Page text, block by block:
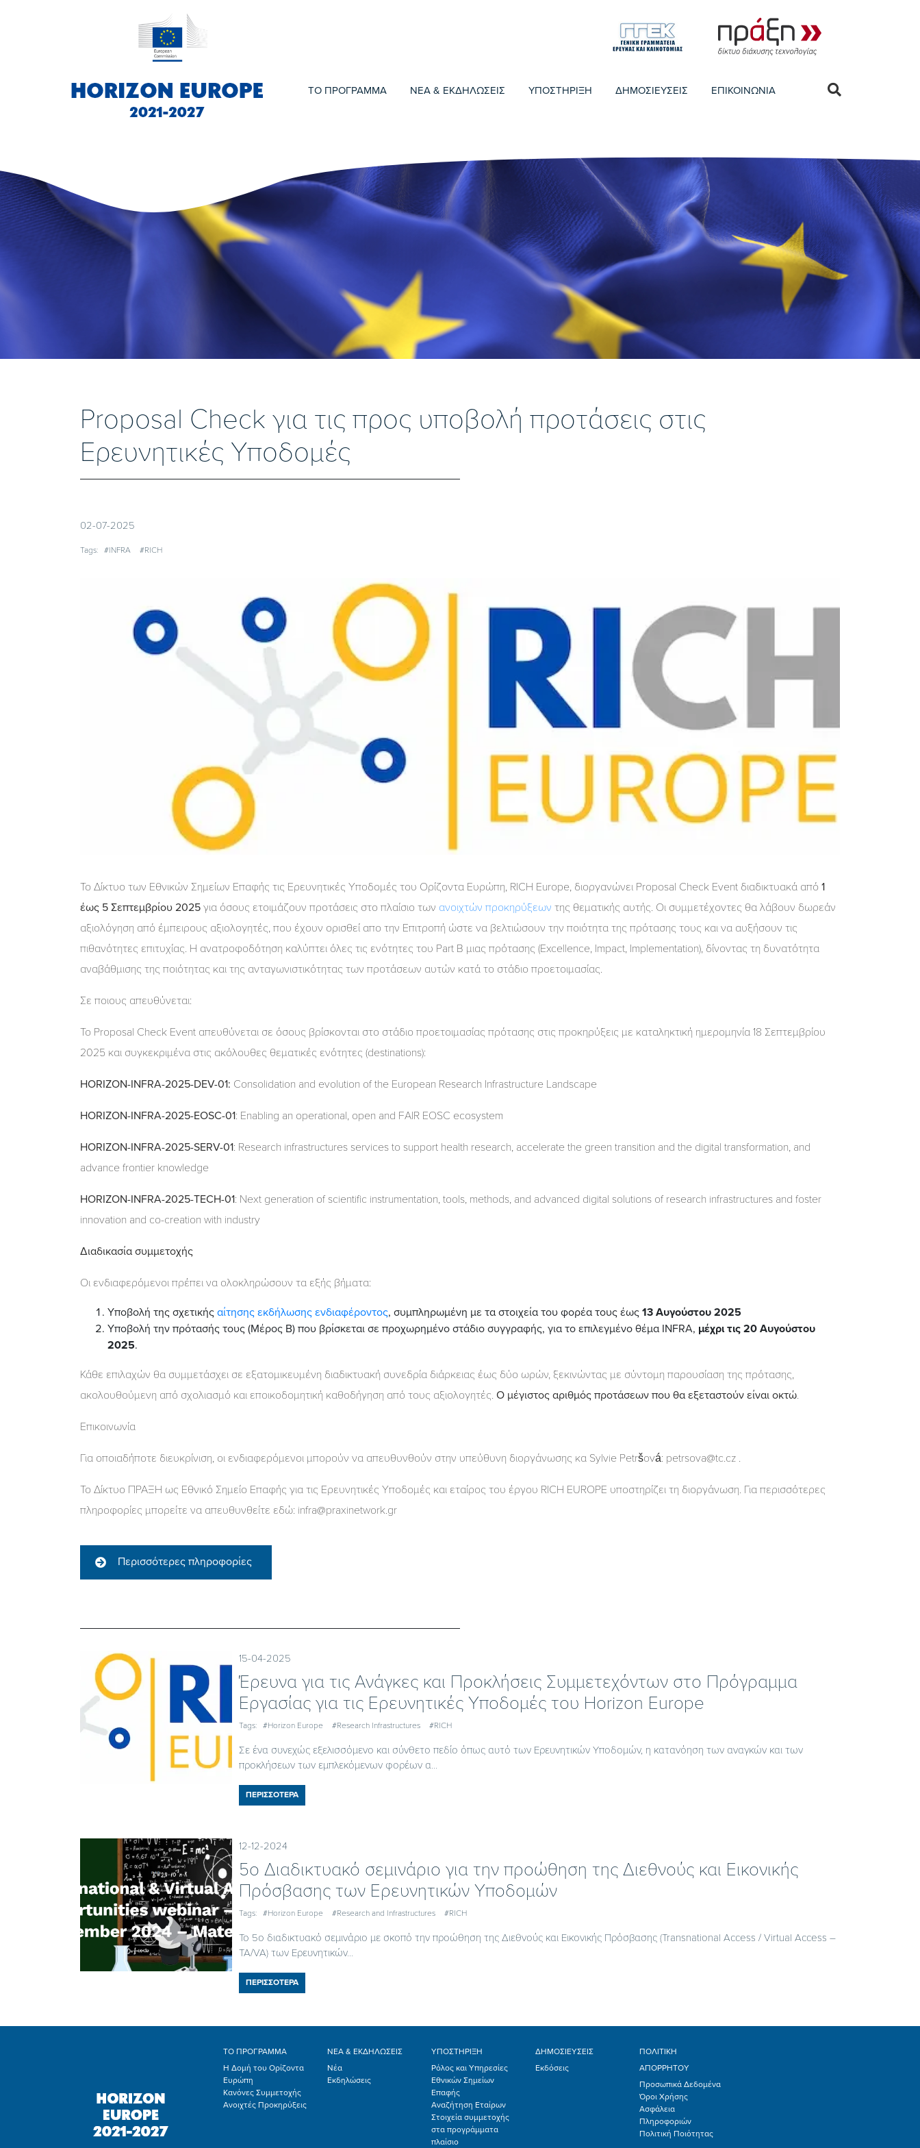
ΤΟ ΠΡΟΓΡΑΜΜΑ ΝΕΑ & ΕΚΔΗΛΩΣΕΙΣ ΥΠΟΣΤΗΡΙΞΗ ΔΗΜΟΣΙΕΥΣΕΙΣ ΕΠΙΚΟΙΝΩΝΙΑ
Proposal Check για τις προς υποβολή προτάσεις στις
Ερευνητικές Υποδομές
02-07-2025
Tags: #INFRA #RICH
Το Δίκτυο των Εθνικών Σημείων Επαφής τις Ερευνητικές Υποδομές του Ορίζοντα Ευρώπη, RICH Europe, διοργανώνει Proposal Check Event διαδικτυακά από 1
έως 5 Σεπτεμβρίου 2025 για όσους ετοιμάζουν προτάσεις στο πλαίσιο των ανοιχτών προκηρύξεων της θεματικής αυτής. Οι συμμετέχοντες θα λάβουν δωρεάν
αξιολόγηση από έμπειρους αξιολογητές, που έχουν ορισθεί απο την Επιτροπή ώστε να βελτιώσουν την ποιότητα της πρότασης τους και να αυξήσουν τις
πιθανότητες επιτυχίας. Η ανατροφοδότηση καλύπτει όλες τις ενότητες του Part B μιας πρότασης (Excellence, Impact, Implementation), δίνοντας τη δυνατότητα
αναβάθμισης της ποιότητας και της ανταγωνιστικότητας των προτάσεων αυτών κατά το στάδιο προετοιμασίας.
Σε ποιους απευθύνεται:
Το Proposal Check Event απευθύνεται σε όσους βρίσκονται στο στάδιο προετοιμασίας πρότασης στις προκηρύξεις με καταληκτική ημερομηνία 18 Σεπτεμβρίου
2025 και συγκεκριμένα στις ακόλουθες θεματικές ενότητες (destinations):
HORIZON-INFRA-2025-DEV-01: Consolidation and evolution of the European Research Infrastructure Landscape
HORIZON-INFRA-2025-EOSC-01: Enabling an operational, open and FAIR EOSC ecosystem
HORIZON-INFRA-2025-SERV-01: Research infrastructures services to support health research, accelerate the green transition and the digital transformation, and
advance frontier knowledge
HORIZON-INFRA-2025-TECH-01: Next generation of scientific instrumentation, tools, methods, and advanced digital solutions of research infrastructures and foster
innovation and co-creation with industry
Διαδικασία συμμετοχής
Οι ενδιαφερόμενοι πρέπει να ολοκληρώσουν τα εξής βήματα:
Υποβολή της σχετικής αίτησης εκδήλωσης ενδιαφέροντος, συμπληρωμένη με τα στοιχεία του φορέα τους έως 13 Αυγούστου 2025
Υποβολή την πρότασής τους (Μέρος Β) που βρίσκεται σε προχωρημένο στάδιο συγγραφής, για το επιλεγμένο θέμα INFRA, μέχρι τις 20 Αυγούστου
2025.
Κάθε επιλαχών θα συμμετάσχει σε εξατομικευμένη διαδικτυακή συνεδρία διάρκειας έως δύο ωρών, ξεκινώντας με σύντομη παρουσίαση της πρότασης,
ακολουθούμενη από σχολιασμό και εποικοδομητική καθοδήγηση από τους αξιολογητές. Ο μέγιστος αριθμός προτάσεων που θα εξεταστούν είναι οκτώ.
Επικοινωνία
Για οποιαδήποτε διευκρίνιση, οι ενδιαφερόμενοι μπορούν να απευθυνθούν στην υπεύθυνη διοργάνωσης κα Sylvie Petršová: petrsova@tc.cz .
Το Δίκτυο ΠΡΑΞΗ ως Εθνικό Σημείο Επαφής για τις Ερευνητικές Υποδομές και εταίρος του έργου RICH EUROPE υποστηρίζει τη διοργάνωση. Για περισσότερες
πληροφορίες μπορείτε να απευθυνθείτε εδώ: infra@praxinetwork.gr
Περισσότερες πληροφορίες
15-04-2025
Έρευνα για τις Ανάγκες και Προκλήσεις Συμμετεχόντων στο Πρόγραμμα
Εργασίας για τις Ερευνητικές Υποδομές του Horizon Europe
Tags: #Horizon Europe #Research Infrastructures #RICH
Σε ένα συνεχώς εξελισσόμενο και σύνθετο πεδίο όπως αυτό των Ερευνητικών Υποδομών, η κατανόηση των αναγκών και των
προκλήσεων των εμπλεκόμενων φορέων α...
ΠΕΡΙΣΣΟΤΕΡΑ
12-12-2024
5ο Διαδικτυακό σεμινάριο για την προώθηση της Διεθνούς και Εικονικής
Πρόσβασης των Ερευνητικών Υποδομών
Tags: #Horizon Europe #Research and Infrastructures #RICH
Το 5ο διαδικτυακό σεμινάριο με σκοπό την προώθηση της Διεθνούς και Εικονικής Πρόσβασης (Transnational Access / Virtual Access –
TA/VA) των Ερευνητικών...
ΠΕΡΙΣΣΟΤΕΡΑ
ΤΟ ΠΡΟΓΡΑΜΜΑ
Η Δομή του Ορίζοντα
Ευρώπη
Κανόνες Συμμετοχής
Ανοιχτές Προκηρύξεις
ΝΕΑ & ΕΚΔΗΛΩΣΕΙΣ
Νέα
Εκδηλώσεις
ΥΠΟΣΤΗΡΙΞΗ
Ρόλος και Υπηρεσίες
Εθνικών Σημείων
Επαφής
Αναζήτηση Εταίρων
Στοιχεία συμμετοχής
στα προγράμματα
πλαίσιο
ΔΗΜΟΣΙΕΥΣΕΙΣ
Εκδόσεις
ΠΟΛΙΤΙΚΗ
ΑΠΟΡΡΗΤΟΥ
Προσωπικά Δεδομένα
Όροι Χρήσης
Ασφάλεια
Πληροφοριών
Πολιτική Ποιότητας